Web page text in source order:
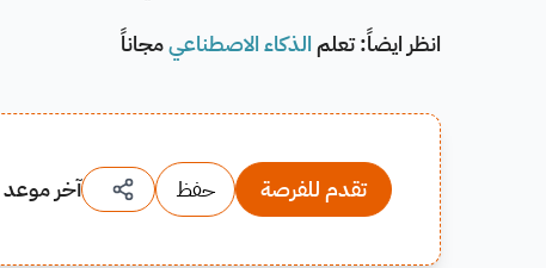
انظر ايضاً: تعلمالذكاء الاصطناعيمجاناً
تقدم للفرصة حفظ آخر موعد